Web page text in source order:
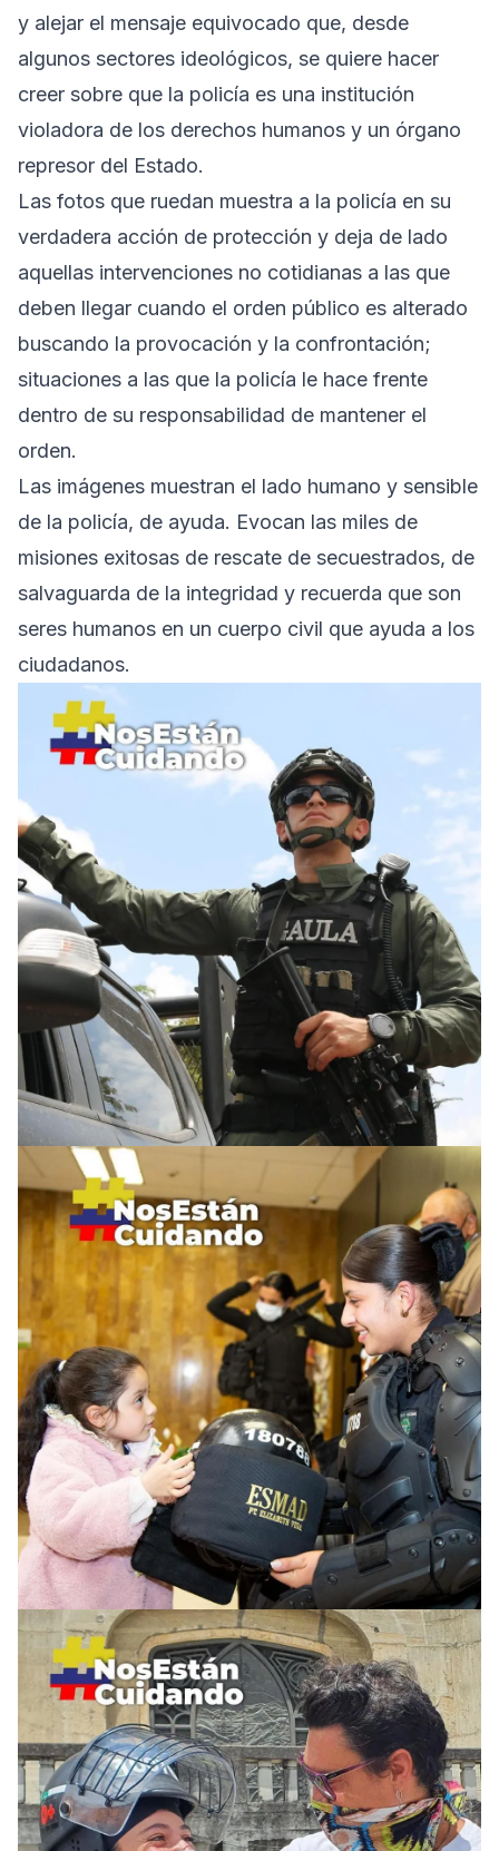
y alejar el mensaje equivocado que, desde
algunos sectores ideológicos, se quiere hacer
creer sobre que la policía es una institución
violadora de los derechos humanos y un órgano
represor del Estado.
Las fotos que ruedan muestra a la policía en su
verdadera acción de protección y deja de lado
aquellas intervenciones no cotidianas a las que
deben llegar cuando el orden público es alterado
buscando la provocación y la confrontación;
situaciones a las que la policía le hace frente
dentro de su responsabilidad de mantener el
orden.
Las imágenes muestran el lado humano y sensible
de la policía, de ayuda. Evocan las miles de
misiones exitosas de rescate de secuestrados, de
salvaguarda de la integridad y recuerda que son
seres humanos en un cuerpo civil que ayuda a los
ciudadanos.